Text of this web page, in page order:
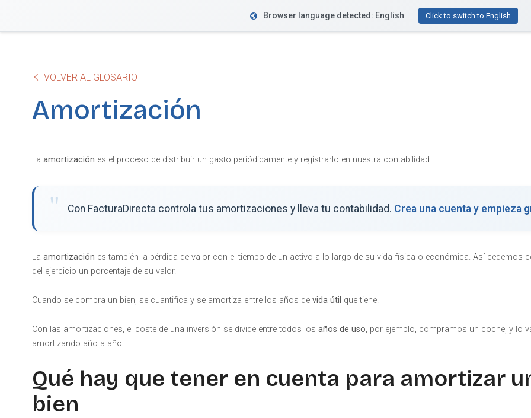
VeriFactu Funcionalidades Recursos Precios ¿Te
Browser language detected: English Click to switch to English
VOLVER AL GLOSARIO
Amortización
La amortización es el proceso de distribuir un gasto periódicamente y registrarlo en nuestra contabilidad.
Con FacturaDirecta controla tus amortizaciones y lleva tu contabilidad. Crea una cuenta y empieza
La amortización es también la pérdida de valor con el tiempo de un activo a lo largo de su vida física o económica. Así cedemos
del ejercicio un porcentaje de su valor.
Cuando se compra un bien, se cuantifica y se amortiza entre los años de vida útil que tiene.
Con las amortizaciones, el coste de una inversión se divide entre todos los años de uso, por ejemplo, compramos un coche, y lo
amortizando año a año.
Qué hay que tener en cuenta para amortizar
bien